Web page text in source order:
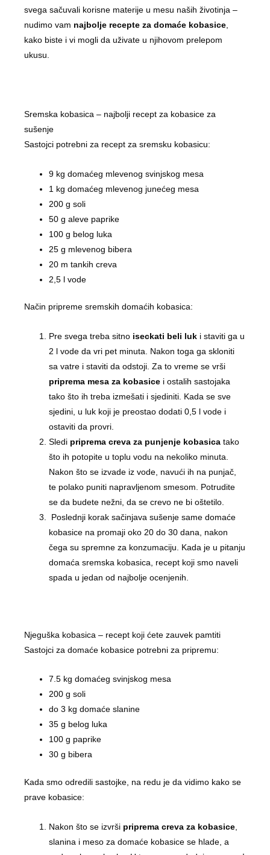
svega sačuvali korisne materije u mesu naših životinja –
nudimo vam najbolje recepte za domaće kobasice
kako biste i vi mogli da uživate u njihovom prelepom
ukusu.
Sremska kobasica – najbolji recept za kobasice za
sušenje
Sastojci potrebni za recept za sremsku kobasicu:
9 kg domaćeg mlevenog svinjskog mesa
1 kg domaćeg mlevenog junećeg mesa
200 g soli
50 g aleve paprike
100 g belog luka
25 g mlevenog bibera
20 m tankih creva
2,5 l vode
Način pripreme sremskih domaćih kobasica:
Pre svega treba sitno iseckati beli luk i staviti ga u
2 l vode da vri pet minuta. Nakon toga ga skloniti
sa vatre i staviti da odstoji. Za to vreme se vrši
priprema mesa za kobasice i ostalih sastojaka
tako što ih treba izmešati i sjediniti. Kada se sve
sjedini, u luk koji je preostao dodati 0,5 l vode i
ostaviti da provri.
Sledi priprema creva za punjenje kobasica tako
što ih potopite u toplu vodu na nekoliko minuta.
Nakon što se izvade iz vode, navući ih na punjač,
te polako puniti napravljenom smesom. Potrudite
se da budete nežni, da se crevo ne bi oštetilo.
Poslednji korak sačinjava sušenje same domaće
kobasice na promaji oko 20 do 30 dana, nakon
čega su spremne za konzumaciju. Kada je u pitanju
domaća sremska kobasica, recept koji smo naveli
spada u jedan od najbolje ocenjenih.
Njeguška kobasica – recept koji ćete zauvek pamtiti
Sastojci za domaće kobasice potrebni za pripremu:
7.5 kg domaćeg svinjskog mesa
200 g soli
do 3 kg domaće slanine
35 g belog luka
100 g paprike
30 g bibera
Kada smo odredili sastojke, na redu je da vidimo kako se
prave kobasice:
Nakon što se izvrši priprema creva za kobasice
slanina i meso za domaće kobasice se hlade, a